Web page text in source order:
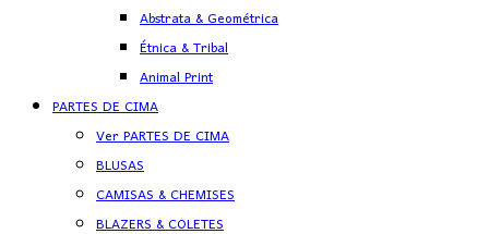
Abstrata & Geométrica
Étnica & Tribal
Animal Print
PARTES DE CIMA
Ver PARTES DE CIMA
BLUSAS
CAMISAS & CHEMISES
BLAZERS & COLETES